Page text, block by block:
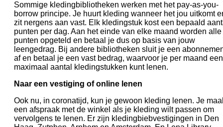
Sommige kledingbibliotheken werken met het pay-as-you-
borrow principe. Je huurt kleding wanneer het jou uitkomt
zit nergens aan vast. Elk kledingstuk kost een bepaald
punten per dag. Aan het einde van elke maand worden alle
punten opgeteld en betaal je dus op basis van jouw
leengedrag. Bij andere bibliotheken sluit je een
af en betaal je een vast bedrag, waarvoor je per maand een
maximaal aantal kledingstukken kunt lenen.
Naar een vestiging of online lenen
Ook nu, in coronatijd, kun je gewoon kleding lenen. Je
een afspraak met de winkel als je kleding wilt passen om
vervolgens te lenen. Er zijn kledingbiebvestigingen in Den